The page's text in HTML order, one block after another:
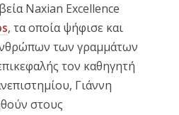
Naxian Excellence
, τα οποία ψήφισε και
των γραμμάτων
τον καθηγητή
Γιάννη
στους